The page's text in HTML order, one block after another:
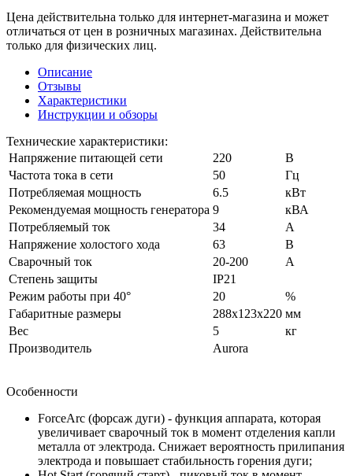
Цена действительна только для интернет-магазина и может
отличаться от цен в розничных магазинах. Действительна
только для физических лиц.
Описание
Отзывы
Характеристики
Инструкции и обзоры
Технические характеристики:
Напряжение питающей сети
220
В
Частота тока в сети
50
Гц
Потребляемая мощность
6.5
кВт
Рекомендуемая мощность генератора 9
кВА
Потребляемый ток
34
А
Напряжение холостого хода
63
В
Сварочный ток
20-200
А
Степень защиты
IP21
Режим работы при 40°
20
%
Габаритные размеры
288x123x220 мм
Вес
5
кг
Производитель
Aurora
Особенности
ForceArc (форсаж дуги) - функция аппарата, которая
увеличивает сварочный ток в момент отделения капли
металла от электрода. Снижает вероятность прилипания
электрода и повышает стабильность горения дуги;